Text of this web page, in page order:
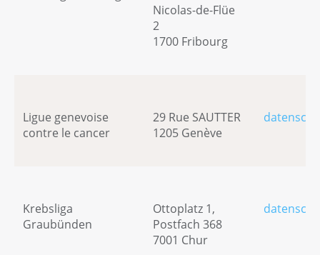
Nicolas-de-Flüe
2
1700 Fribourg
Ligue genevoise
contre le cancer
29 Rue SAUTTER
1205 Genève
Krebsliga
Graubünden
Ottoplatz 1,
Postfach 368
7001 Chur